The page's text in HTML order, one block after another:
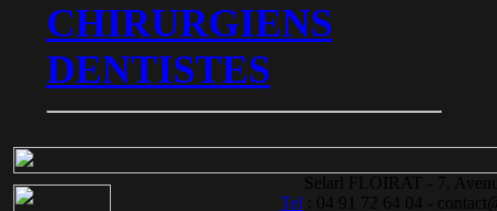
CHIRURGIENS
DENTISTES
Selarl FLOIRAT - 7,
Tel : 04 91 72 64 04 -